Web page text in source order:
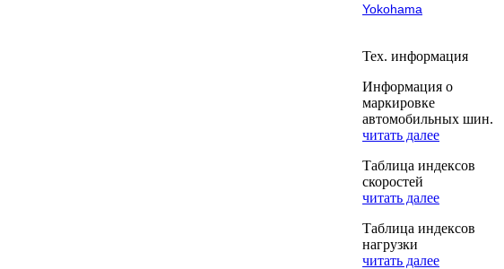
Yokohama
Тех. информация
Информация о
маркировке
автомобильных шин.
читать далее
Таблица индексов
скоростей
читать далее
Таблица индексов
нагрузки
читать далее